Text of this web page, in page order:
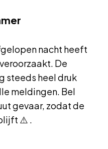
nacht heeft
De
steeds heel druk
meldingen. Bel
gevaar, zodat de
⚠️ .